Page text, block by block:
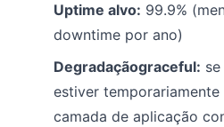
Uptime alvo: 99.9%
downtime por ano)
Degradaçãograceful:
estiver temporariamente
camada de aplicação